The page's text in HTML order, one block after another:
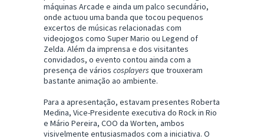
máquinas Arcade e ainda um palco secundário,
onde actuou uma banda que tocou pequenos
excertos de músicas relacionadas com
videojogos como Super Mario ou Legend of
Zelda. Além da imprensa e dos visitantes
convidados, o evento contou ainda com a
presença de vários cosplayers que trouxeram
bastante animação ao ambiente.
Para a apresentação, estavam presentes Roberta
Medina, Vice-Presidente executiva do Rock in Rio
e Mário Pereira, COO da Worten, ambos
visivelmente entusiasmados com a iniciativa. O